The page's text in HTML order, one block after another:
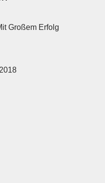
Großem Erfolg